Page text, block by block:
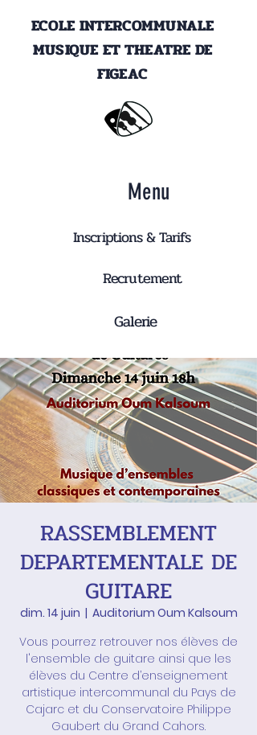
Menu
ECOLE INTERCOMMUNALE
MUSIQUE ET THEATRE DE
FIGEAC
Inscriptions & Tarifs
Recrutement
Galerie
RASSEMBLEMENT
DEPARTEMENTALE DE
GUITARE
dim. 14 juin
  |
Auditorium Oum Kalsoum
Vous pourrez retrouver nos élèves de
l'ensemble de guitare ainsi que les
élèves du Centre d’enseignement
artistique intercommunal du Pays de
Cajarc et du Conservatoire Philippe
Gaubert du Grand Cahors.